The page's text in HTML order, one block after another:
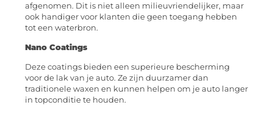
afgenomen. Dit is niet alleen milieuvriendelijker, maar
ook handiger voor klanten die geen toegang hebben
tot een waterbron.
Nano Coatings
Deze coatings bieden een superieure bescherming
voor de lak van je auto. Ze zijn duurzamer dan
traditionele waxen en kunnen helpen om je auto langer
in topconditie te houden.